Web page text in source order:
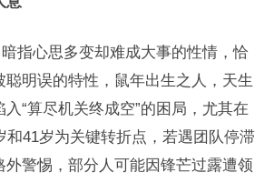
暗指心思多变却难成大事的性情，恰
聪明误的特性，鼠年出生之人，天生
“算尽机关终成空”的困局，尤其在
和41岁为关键转折点，若遇团队停滞
外警惕，部分人可能因锋芒过露遭领